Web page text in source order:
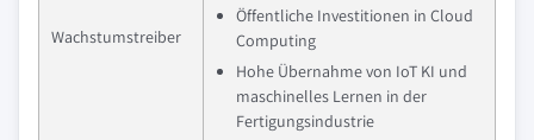
Wachstumstreiber
Öffentliche Investitionen in Cloud
Computing
Hohe Übernahme von IoT KI und
maschinelles Lernen in der
Fertigungsindustrie